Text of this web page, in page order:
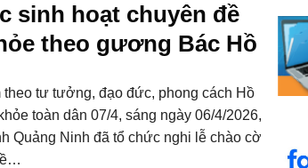
sinh hoạt chuyên đề
theo gương Bác Hồ
tư tưởng, đạo đức, phong cách Hồ
toàn dân 07/4, sáng ngày 06/4/2026,
Quảng Ninh đã tổ chức nghi lễ chào cờ